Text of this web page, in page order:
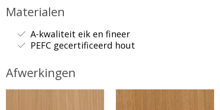
Materialen
A-kwaliteit eik en fineer
PEFC gecertificeerd hout
Afwerkingen